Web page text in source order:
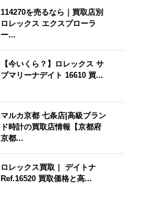
114270を売るなら｜買取店別
ロレックス エクスプローラ
ー...
【今いくら？】ロレックス サ
ブマリーナデイト 16610 買...
マルカ京都 七条店|高級ブラン
ド時計の買取店情報【京都府
京都...
ロレックス買取｜ デイトナ
Ref.16520 買取価格と高...